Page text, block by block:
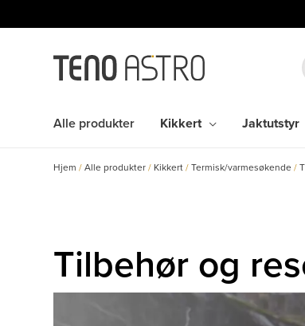
rett
Alle produkter Kikkert Jaktutstyr
Hjem /Alle produkter / Kikkert /Termisk/varmesøkende /
Tilbehør og